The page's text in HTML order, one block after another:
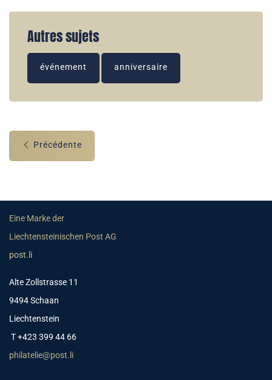
Autres sujets
événement anniversaire
Précédente
Eine Marke der
Liechtensteinischen Post AG
post.li
Alte Zollstrasse 11
9494 Schaan
Liechtenstein
T +423 399 44 66
philatelie@post.li